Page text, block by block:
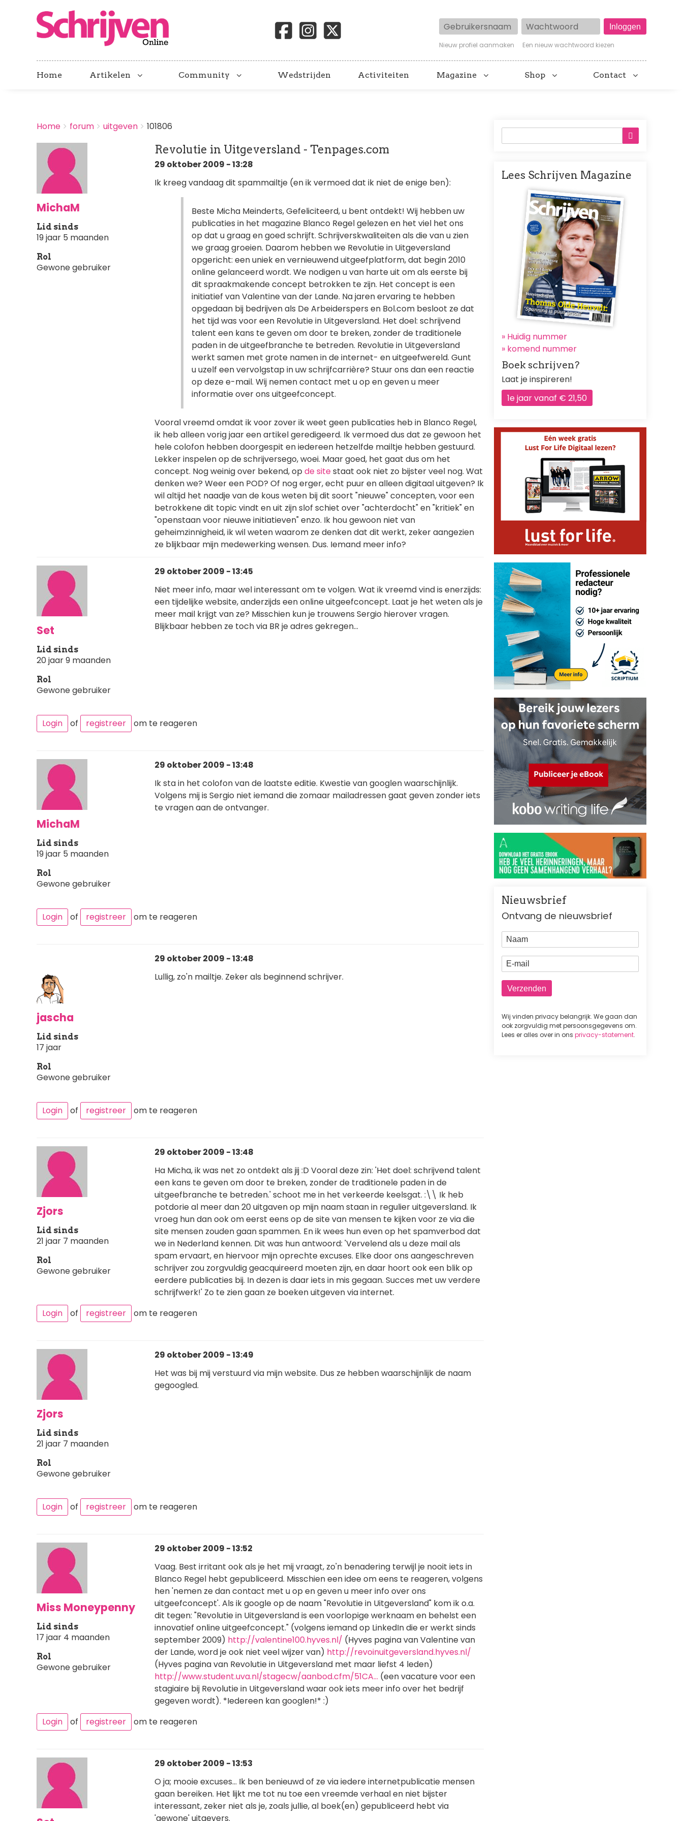
Gebruikersnaam Wachtwoord
Nieuw profiel aanmaken Een nieuw wachtwoord kiezen
Home Artikelen Community Wedstrijden Activiteiten Magazine Shop Contact
BREADCRUMBS
You
here:
Home forum uitgeven 101806
MichaM
Lid sinds
19 jaar 5 maanden
Rol
Gewone gebruiker
Revolutie in Uitgeversland - Tenpages.com
29 oktober 2009 - 13:28
Ik kreeg vandaag dit spammailtje (en ik vermoed dat ik niet de enige ben):
Beste Micha Meinderts, Gefeliciteerd, u bent ontdekt! Wij hebben uw
publicaties in het magazine Blanco Regel gelezen en het viel het ons
op dat u graag en goed schrijft. Schrijverskwaliteiten als die van u zien
we graag groeien. Daarom hebben we Revolutie in Uitgeversland
opgericht: een uniek en vernieuwend uitgeefplatform, dat begin 2010
online gelanceerd wordt. We nodigen u van harte uit om als eerste bij
dit spraakmakende concept betrokken te zijn. Het concept is een
initiatief van Valentine van der Lande. Na jaren ervaring te hebben
opgedaan bij bedrijven als De Arbeiderspers en Bol.com besloot ze dat
het tijd was voor een Revolutie in Uitgeversland. Het doel: schrijvend
talent een kans te geven om door te breken, zonder de traditionele
paden in de uitgeefbranche te betreden. Revolutie in Uitgeversland
werkt samen met grote namen in de internet- en uitgeefwereld. Gunt
u uzelf een vervolgstap in uw schrijfcarrière? Stuur ons dan een reactie
op deze e-mail. Wij nemen contact met u op en geven u meer
informatie over ons uitgeefconcept.
Vooral vreemd omdat ik voor zover ik weet geen publicaties heb in Blanco Regel,
ik heb alleen vorig jaar een artikel geredigeerd. Ik vermoed dus dat ze gewoon het
hele colofon hebben doorgespit en iedereen hetzelfde mailtje hebben gestuurd.
Lekker inspelen op de schrijversego, woei. Maar goed, het gaat dus om het
concept. Nog weinig over bekend, op de sitestaat ook niet zo bijster veel nog. Wat
denken we? Weer een POD? Of nog erger, echt puur en alleen digitaal uitgeven? Ik
wil altijd het naadje van de kous weten bij dit soort "nieuwe" concepten, voor een
betrokkene dit topic vindt en uit zijn slof schiet over "achterdocht" en "kritiek" en
"openstaan voor nieuwe initiatieven" enzo. Ik hou gewoon niet van
geheimzinnigheid, ik wil weten waarom ze denken dat dit werkt, zeker aangezien
ze blijkbaar mijn medewerking wensen. Dus. Iemand meer info?
Set
Lid sinds
20 jaar 9 maanden
Rol
Gewone gebruiker
29 oktober 2009 - 13:45
Niet meer info, maar wel interessant om te volgen. Wat ik vreemd vind is enerzijds:
een tijdelijke website, anderzijds een online uitgeefconcept. Laat je het weten als je
meer mail krijgt van ze? Misschien kun je trouwens Sergio hierover vragen.
Blijkbaar hebben ze toch via BR je adres gekregen...
Login of registreer om te reageren
MichaM
Lid sinds
19 jaar 5 maanden
Rol
Gewone gebruiker
29 oktober 2009 - 13:48
Ik sta in het colofon van de laatste editie. Kwestie van googlen waarschijnlijk.
Volgens mij is Sergio niet iemand die zomaar mailadressen gaat geven zonder iets
te vragen aan de ontvanger.
Login of registreer om te reageren
jascha
Lid sinds
17 jaar
Rol
Gewone gebruiker
29 oktober 2009 - 13:48
Lullig, zo'n mailtje. Zeker als beginnend schrijver.
Login of registreer om te reageren
Zjors
Lid sinds
21 jaar 7 maanden
Rol
Gewone gebruiker
29 oktober 2009 - 13:48
Ha Micha, ik was net zo ontdekt als jij :D Vooral deze zin: 'Het doel: schrijvend talent
een kans te geven om door te breken, zonder de traditionele paden in de
uitgeefbranche te betreden.' schoot me in het verkeerde keelsgat. :\\ Ik heb
potdorie al meer dan 20 uitgaven op mijn naam staan in regulier uitgeversland. Ik
vroeg hun dan ook om eerst eens op de site van mensen te kijken voor ze via die
site mensen zouden gaan spammen. En ik wees hun even op het spamverbod dat
we in Nederland kennen. Dit was hun antwoord: 'Vervelend als u deze mail als
spam ervaart, en hiervoor mijn oprechte excuses. Elke door ons aangeschreven
schrijver zou zorgvuldig geacquireerd moeten zijn, en daar hoort ook een blik op
eerdere publicaties bij. In dezen is daar iets in mis gegaan. Succes met uw verdere
schrijfwerk!' Zo te zien gaan ze boeken uitgeven via internet.
Login
of registreer om te reageren
Zjors
Lid sinds
21 jaar 7 maanden
Rol
Gewone gebruiker
29 oktober 2009 - 13:49
Het was bij mij verstuurd via mijn website. Dus ze hebben waarschijnlijk de naam
gegoogled.
Login of registreer om te reageren
Miss Moneypenny
Lid sinds
17 jaar 4 maanden
Rol
Gewone gebruiker
29 oktober 2009 - 13:52
Vaag. Best irritant ook als je het mij vraagt, zo'n benadering terwijl je nooit iets in
Blanco Regel hebt gepubliceerd. Misschien een idee om eens te reageren, volgens
hen 'nemen ze dan contact met u op en geven u meer info over ons
uitgeefconcept'. Als ik google op de naam "Revolutie in Uitgeversland" kom ik o.a.
dit tegen: "Revolutie in Uitgeversland is een voorlopige werknaam en behelst een
innovatief online uitgeefconcept." (volgens iemand op LinkedIn die er werkt sinds
september 2009) http://valentine100.hyves.nl/ (Hyves pagina van Valentine van
der Lande, word je ook niet veel wijzer van) http://revoinuitgeversland.hyves.nl/
(Hyves pagina van Revolutie in Uitgeversland met maar liefst 4 leden)
http://www.student.uva.nl/stagecw/aanbod.cfm/51CA… (een vacature voor een
stagiaire bij Revolutie in Uitgeversland waar ook iets meer info over het bedrijf
gegeven wordt). *Iedereen kan googlen!* :)
Login
of registreer om te reageren
29 oktober 2009 - 13:53
O ja; mooie excuses... Ik ben benieuwd of ze via iedere internetpublicatie mensen
gaan bereiken. Het lijkt me tot nu toe een vreemde verhaal en niet bijster
interessant, zeker niet als je, zoals jullie, al boek(en) gepubliceerd hebt via
'gewone' uitgevers.
Lees Schrijven Magazine
Afbeelding
» Huidig nummer
» komend nummer
Boek schrijven?
Laat je inspireren!
1e jaar vanaf € 21,50
Nieuwsbrief
Ontvang de nieuwsbrief
Naam
E-mail
Wij vinden privacy belangrijk. We gaan dan
ook zorgvuldig met persoonsgegevens om.
Lees er alles over in ons privacy-statement.